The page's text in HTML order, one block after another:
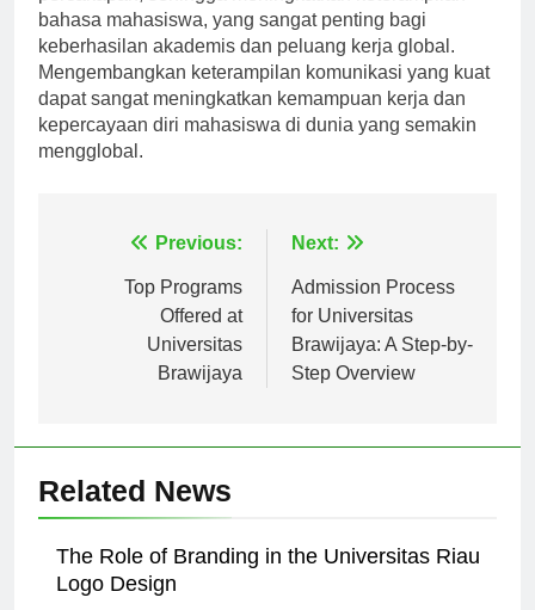
percakapan, sehingga meningkatkan keterampilan
bahasa mahasiswa, yang sangat penting bagi
keberhasilan akademis dan peluang kerja global.
Mengembangkan keterampilan komunikasi yang kuat
dapat sangat meningkatkan kemampuan kerja dan
kepercayaan diri mahasiswa di dunia yang semakin
Top Programs
Offered at
Universitas
Admission Process
for Universitas
Brawijaya: A Step-by-
Related News
The Role of Branding in the Universitas Riau